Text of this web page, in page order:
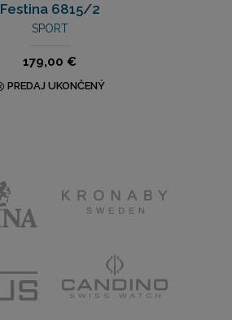
Festina 6815/2
SPORT
179,00 €
PREDAJ UKONČENÝ